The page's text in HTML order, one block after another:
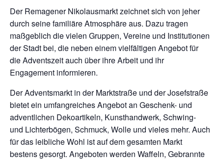
Der Remagener Nikolausmarkt zeichnet sich von jeher
durch seine familiäre Atmosphäre aus. Dazu tragen
maßgeblich die vielen Gruppen, Vereine und Institutionen
der Stadt bei, die neben einem vielfältigen Angebot für
die Adventszeit auch über ihre Arbeit und ihr
Engagement informieren.
Der Adventsmarkt in der Marktstraße und der Josefstraße
bietet ein umfangreiches Angebot an Geschenk- und
adventlichen Dekoartikeln, Kunsthandwerk, Schwing-
und Lichterbögen, Schmuck, Wolle und vieles mehr. Auch
für das leibliche Wohl ist auf dem gesamten Markt
bestens gesorgt. Angeboten werden Waffeln, Gebrannte